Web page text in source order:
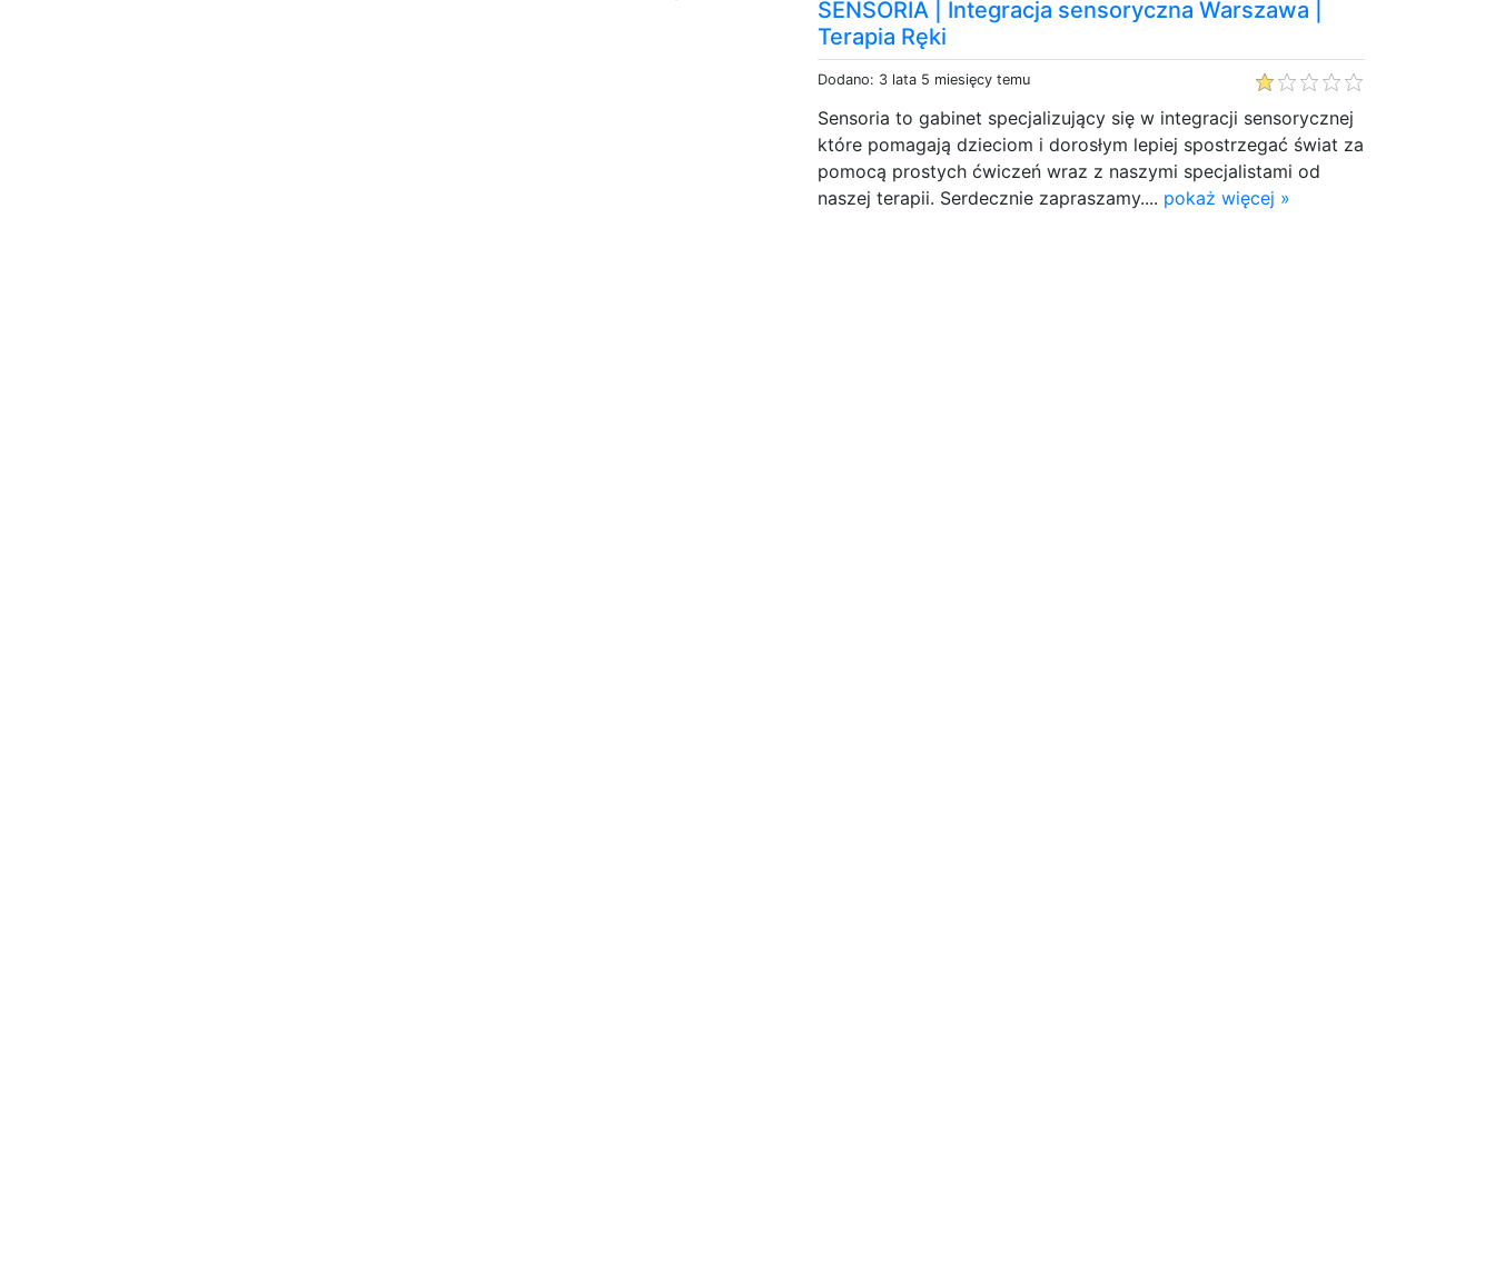
SENSORIA | Integracja sensoryczna Warszawa |
Terapia Ręki
Dodano: 3 lata 5 miesięcy temu
Sensoria to gabinet specjalizujący się w integracji sensorycznej
które pomagają dzieciom i dorosłym lepiej spostrzegać świat za
pomocą prostych ćwiczeń wraz z naszymi specjalistami od
naszej terapii. Serdecznie zapraszamy.... pokaż więcej »